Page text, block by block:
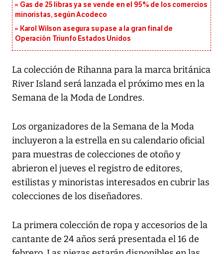
Gas de 25 libras ya se vende en el 95% de los comercios
minoristas, según Acodeco
Karol Wilson asegura su pase a la gran final de
Operación Triunfo Estados Unidos
La colección de Rihanna para la marca británica
River Island será lanzada el próximo mes en la
Semana de la Moda de Londres.
Los organizadores de la Semana de la Moda
incluyeron a la estrella en su calendario oficial
para muestras de colecciones de otoño y
abrieron el jueves el registro de editores,
estilistas y minoristas interesados en cubrir las
colecciones de los diseñadores.
La primera colección de ropa y accesorios de la
cantante de 24 años será presentada el 16 de